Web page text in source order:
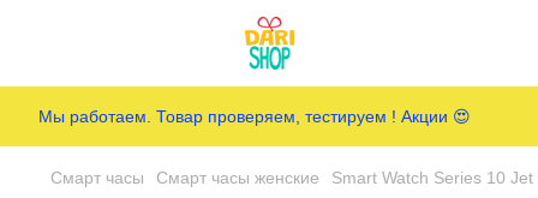
Мы работаем. Товар проверяем, тестируем ! Акции 😍
Смарт часы Смарт часы женские Smart Watch Series 10